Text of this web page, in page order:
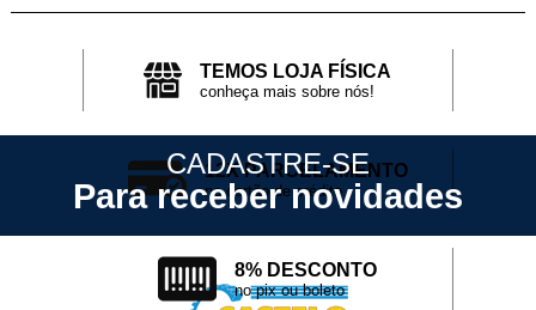
TEMOS LOJA FÍSICA
conheça mais sobre nós!
12X PARCELAMENTO
no cartão de crédito
8% DESCONTO
no pix ou boleto
CADASTRE-SE
Para receber novidades